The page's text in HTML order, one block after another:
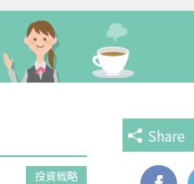
投資戦略
Share